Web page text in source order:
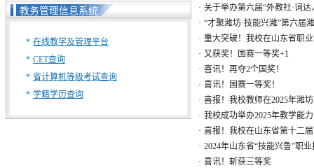
教务管理信息系统
* 在线教学及管理平台
* CET查询
* 省计算机等级考试查询
* 学籍学历查询
· 关于举办第六届“外教社·词
· “才聚潍坊·技能兴潍”第六届
· 重大突破！我校在山东省职
· 又获奖！国赛一等奖+1
· 喜讯！再夺2个国奖！
· 喜讯！国赛一等奖！
· 喜报！我校教师在2025年潍
· 我校成功举办2025年教学能
· 喜报！我校在山东省第十二
· 2024年山东省“技能兴鲁”职
· 喜讯！斩获三等奖